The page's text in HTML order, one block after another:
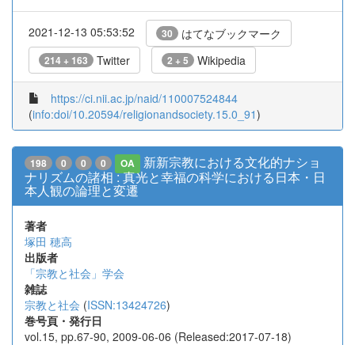
2021-12-13 05:53:52 30 はてなブックマーク
214 + 163 Twitter 2 + 5 Wikipedia
https://ci.nii.ac.jp/naid/110007524844
(info:doi/10.20594/religionandsociety.15.0_91)
198 0 0 0 OA
新新宗教における文化的ナショ
ナリズムの諸相 : 真光と幸福の科学における日本・日
本人観の論理と変遷
著者
塚田 穂高
出版者
「宗教と社会」学会
雑誌
宗教と社会 (ISSN:13424726)
巻号頁・発行日
vol.15, pp.67-90, 2009-06-06 (Released:2017-07-18)